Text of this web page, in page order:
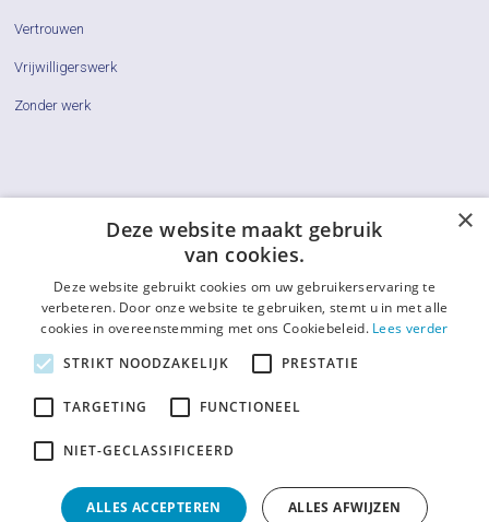
Vertrouwen
Vrijwilligerswerk
Zonder werk
Cliëntenraden
Vraag & Antwoord
De LCR
Contact
Afkortingenlijst
×
Deze website maakt gebruik
van cookies.
Deze website gebruikt cookies om uw gebruikerservaring te
verbeteren. Door onze website te gebruiken, stemt u in met alle
cookies in overeenstemming met ons Cookiebeleid. Lees verder
STRIKT NOODZAKELIJK
PRESTATIE
TARGETING FUNCTIONEEL
NIET-GECLASSIFICEERD
ALLES ACCEPTEREN ALLES AFWIJZEN